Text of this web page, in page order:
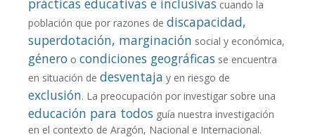
cuando la
población que por razones de discapacidad,
superdotación, marginación social y económica,
género o condiciones geográficas se encuentra
en situación de desventaja y en riesgo de
exclusión. La preocupación por investigar sobre una
educación para todos guía nuestra investigación
en el contexto de Aragón, Nacional e Internacional.